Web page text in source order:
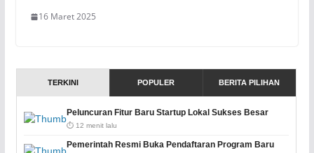
16 Maret 2025
TERKINI POPULER BERITA PILIHAN
Peluncuran Fitur Baru Startup Lokal Sukses Besar
⏱️ 12 menit lalu
Pemerintah Resmi Buka Pendaftaran Program Baru